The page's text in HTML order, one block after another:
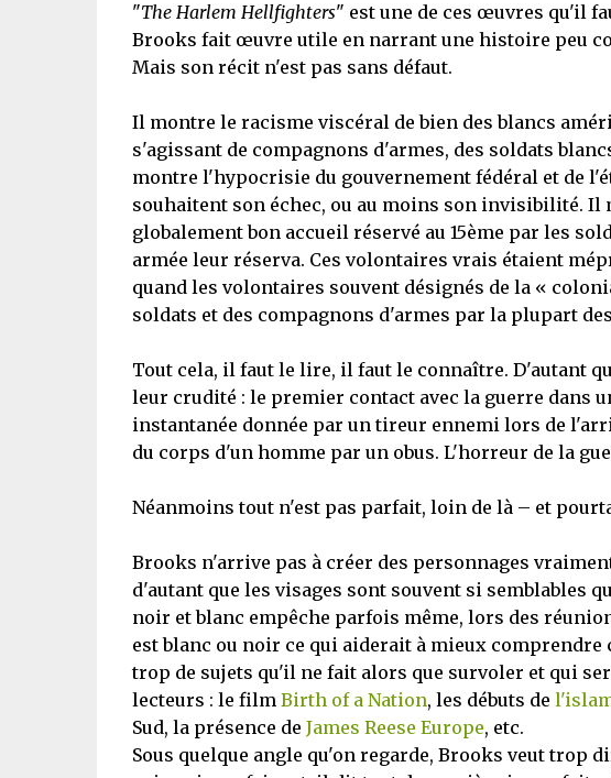
"The Harlem Hellfighters" est une de ces œuvres qu'il
Brooks fait œuvre utile en narrant une histoire peu
Mais son récit n'est pas sans défaut.
Il montre le racisme viscéral de bien des blancs
s'agissant de compagnons d'armes, des soldats
montre l'hypocrisie du gouvernement fédéral et de
souhaitent son échec, ou au moins son invisibilité. Il
globalement bon accueil réservé au 15ème par les
armée leur réserva. Ces volontaires vrais étaient
quand les volontaires souvent désignés de la «
soldats et des compagnons d'armes par la plupart
Tout cela, il faut le lire, il faut le connaître. D'autant
leur crudité : le premier contact avec la guerre
instantanée donnée par un tireur ennemi lors de
du corps d'un homme par un obus. L'horreur de la
Néanmoins tout n'est pas parfait, loin de là – et
Brooks n'arrive pas à créer des personnages
d'autant que les visages sont souvent si semblables
noir et blanc empêche parfois même, lors des
est blanc ou noir ce qui aiderait à mieux
trop de sujets qu'il ne fait alors que survoler et qui
lecteurs : le film Birth of a Nation, les débuts de
Sud, la présence de James Reese Europe, etc.
Sous quelque angle qu'on regarde, Brooks veut trop